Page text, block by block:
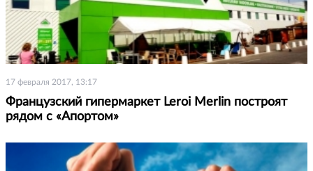
17 февраля 2017, 13:17
Французский гипермаркет Leroi Merlin построят
рядом с «Апортом»